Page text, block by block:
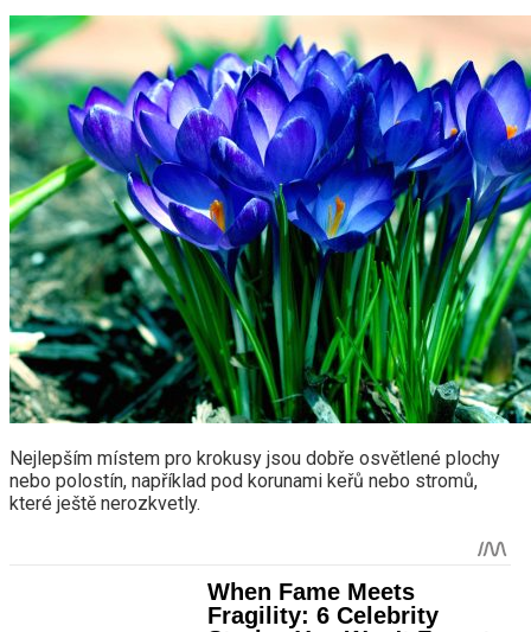
Nejlepším místem pro krokusy jsou dobře osvětlené plochy
nebo polostín, například pod korunami keřů nebo stromů,
které ještě nerozkvetly.